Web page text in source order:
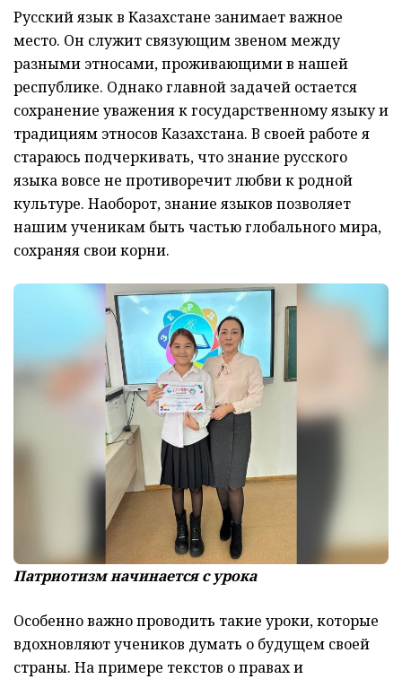
Русский язык в Казахстане занимает важное
место. Он служит связующим звеном между
разными этносами, проживающими в нашей
республике. Однако главной задачей остается
сохранение уважения к государственному языку и
традициям этносов Казахстана. В своей работе я
стараюсь подчеркивать, что знание русского
языка вовсе не противоречит любви к родной
культуре. Наоборот, знание языков позволяет
нашим ученикам быть частью глобального мира,
сохраняя свои корни.
Патриотизм начинается с урока
Особенно важно проводить такие уроки, которые
вдохновляют учеников думать о будущем своей
страны. На примере текстов о правах и